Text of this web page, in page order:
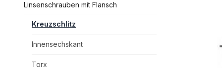
Linsenschrauben mit Flansch
Kreuzschlitz
Innensechskant
Torx